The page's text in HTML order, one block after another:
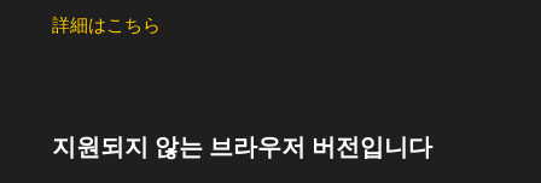
詳細はこちら
지원되지 않는 브라우저 버전입니다